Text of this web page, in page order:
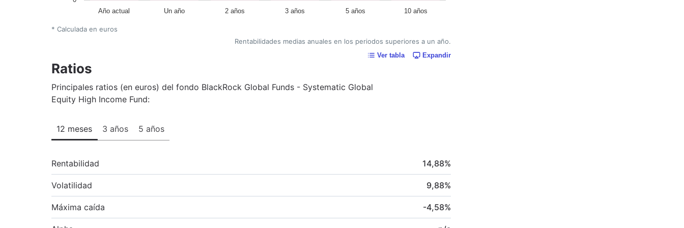
Año actual Un año 2 años 3 años 5 años 10 años
* Calculada en euros
Rentabilidades medias anuales en los periodos superiores a un año.
Ver tabla Expandir
Ratios
Principales ratios (en euros) del fondo BlackRock Global Funds - Systematic Global
Equity High Income Fund:
12 meses 3 años 5 años
Rentabilidad 14,88%
Volatilidad 9,88%
Máxima caída -4,58%